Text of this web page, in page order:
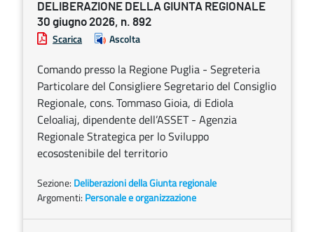
DELIBERAZIONE DELLA GIUNTA REGIONALE
30 giugno 2026, n. 892
Scarica Ascolta
Comando presso la Regione Puglia - Segreteria
Particolare del Consigliere Segretario del Consiglio
Regionale, cons. Tommaso Gioia, di Ediola
Celoaliaj, dipendente dell’ASSET - Agenzia
Regionale Strategica per lo Sviluppo
ecosostenibile del territorio
Sezione: Deliberazioni della Giunta regionale
Argomenti: Personale e organizzazione